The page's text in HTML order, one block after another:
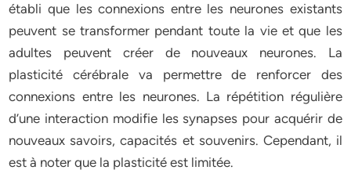
établi que les connexions entre les neurones existants
peuvent se transformer pendant toute la vie et que les
adultes peuvent créer de nouveaux neurones. La
plasticité cérébrale va permettre de renforcer des
connexions entre les neurones. La répétition régulière
d’une interaction modifie les synapses pour acquérir de
nouveaux savoirs, capacités et souvenirs. Cependant, il
est à noter que la plasticité est limitée.